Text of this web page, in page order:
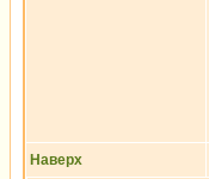
Наверх